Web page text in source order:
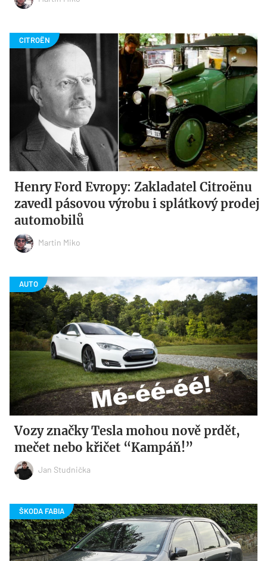
Henry Ford Evropy: Zakladatel Citroënu
zavedl pásovou výrobu i splátkový prodej
automobilů
Martin Miko
Vozy značky Tesla mohou nově prdět,
mečet nebo křičet “Kampáň!”
Jan Studnička